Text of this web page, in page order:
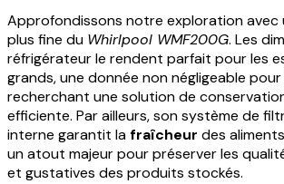
Approfondissons notre exploration avec
plus fine du Whirlpool WMF200G. Les
réfrigérateur le rendent parfait pour les
grands, une donnée non négligeable pour
recherchant une solution de
efficiente. Par ailleurs, son système de
interne garantit lafraîcheur des
un atout majeur pour préserver les
et gustatives des produits stockés.